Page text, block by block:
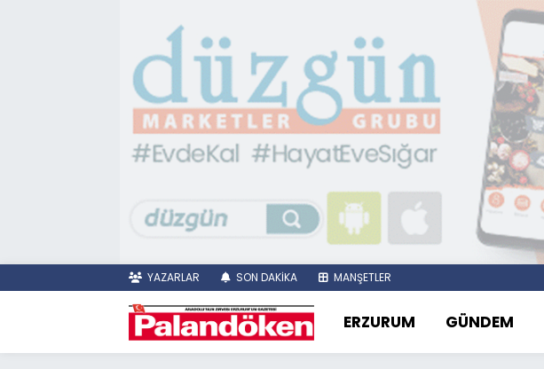
YAZARLAR SON DAKİKA MANŞETLER
ERZURUM GÜNDEM